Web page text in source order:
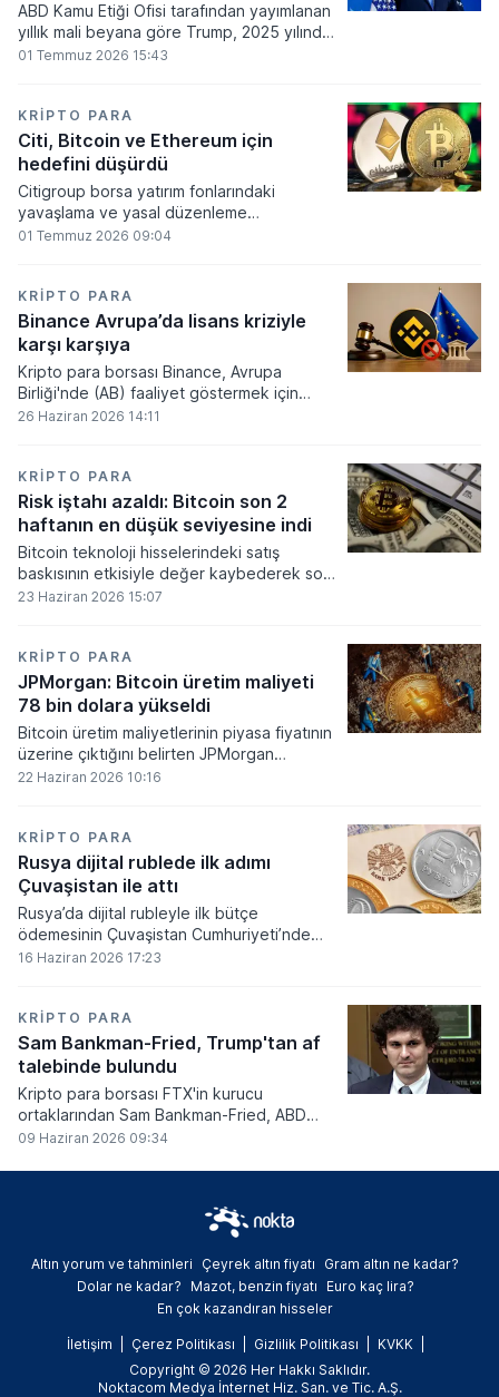
ABD Kamu Etiği Ofisi tarafından yayımlanan
yıllık mali beyana göre Trump, 2025 yılında
kripto para ve memecoin faaliyetlerinden
01 Temmuz 2026 15:43
KRIPTO PARA
Citi, Bitcoin ve Ethereum için
hedefini düşürdü
Citigroup borsa yatırım fonlarındaki
yavaşlama ve yasal düzenleme
beklentilerinin zayıflaması üzerine kripto
01 Temmuz 2026 09:04
KRIPTO PARA
Binance Avrupa’da lisans kriziyle
karşı karşıya
Kripto para borsası Binance, Avrupa
Birliği'nde (AB) faaliyet göstermek için
gerekli düzenleyici onayları alamadı.
26 Haziran 2026 14:11
KRIPTO PARA
Risk iştahı azaldı: Bitcoin son 2
haftanın en düşük seviyesine indi
Bitcoin teknoloji hisselerindeki satış
baskısının etkisiyle değer kaybederek son
iki haftanın en düşük seviyesini gördü.
23 Haziran 2026 15:07
KRIPTO PARA
JPMorgan: Bitcoin üretim maliyeti
78 bin dolara yükseldi
Bitcoin üretim maliyetlerinin piyasa fiyatının
üzerine çıktığını belirten JPMorgan
analistleri, madencilik sektöründeki kârlılık
22 Haziran 2026 10:16
KRIPTO PARA
Rusya dijital rublede ilk adımı
Çuvaşistan ile attı
Rusya’da dijital rubleyle ilk bütçe
ödemesinin Çuvaşistan Cumhuriyeti’nde
gerçekleştirildiği bildirildi.
16 Haziran 2026 17:23
KRIPTO PARA
Sam Bankman-Fried, Trump'tan af
talebinde bulundu
Kripto para borsası FTX'in kurucu
ortaklarından Sam Bankman-Fried, ABD
Başkanı Donald Trump'tan resmi olarak af
09 Haziran 2026 09:34
Altın yorum ve tahminleri Çeyrek altın fiyatı
Gram altın ne kadar?
Dolar ne kadar?
Mazot, benzin fiyatı
Euro kaç lira?
En çok kazandıran hisseler
İletişim Çerez Politikası Gizlilik Politikası
KVKK
Copyright © 2026 Her Hakkı Saklıdır.
Noktacom Medya İnternet Hiz. San. ve Tic. A.Ş.